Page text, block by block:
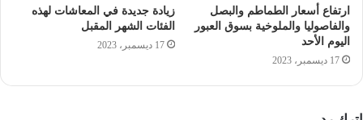
18.93 جنيه للبيع.
سعر اليورو فى مصرف أبو ظبى الإسلامى
18.74 جنيه للشراء.
ارتفاع أسعار الطماطم والبصل
والفاصوليا والملوخية بسوق العبور
اليوم الأحد
17 ديسمبر، 2023
زيادة جديدة في المعاشات لهذه
الفئات الشهر المقبل
17 ديسمبر، 2023